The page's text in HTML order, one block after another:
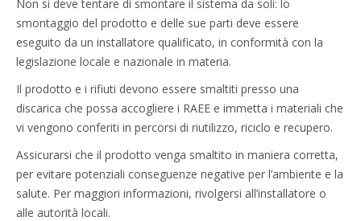
Non si deve tentare di smontare il sistema da soli: lo
smontaggio del prodotto e delle sue parti deve essere
eseguito da un installatore qualificato, in conformità con la
legislazione locale e nazionale in materia.
Il prodotto e i rifiuti devono essere smaltiti presso una
discarica che possa accogliere i RAEE e immetta i materiali che
vi vengono conferiti in percorsi di riutilizzo, riciclo e recupero.
Assicurarsi che il prodotto venga smaltito in maniera corretta,
per evitare potenziali conseguenze negative per l’ambiente e la
salute. Per maggiori informazioni, rivolgersi all’installatore o
alle autorità locali.